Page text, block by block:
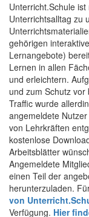
Unterricht.Schule
Unterrichtsalltag zu
gehörigen
Lernangebote)
Lernen in allen
und erleichtern.
und zum Schutz
Traffic wurde
angemeldete
von Lehrkräften
kostenlose
Arbeitsblätter
Angemeldete
einen Teil der
herunterzuladen.
von
Verfügung. Hier